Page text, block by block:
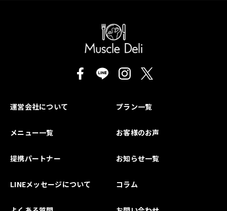
運営会社について プラン一覧
メニュー一覧 お客様のお声
提携パートナー お知らせ一覧
LINEメッセージについて コラム